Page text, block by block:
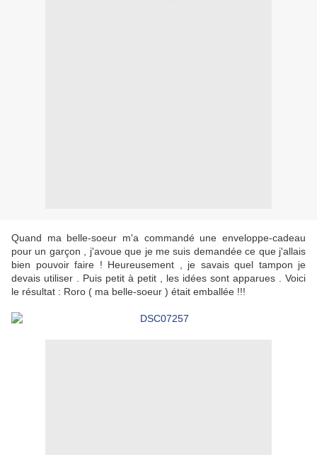
Quand ma belle-soeur m'a commandé une enveloppe-cadeau
pour un garçon , j'avoue que je me suis demandée ce que j'allais
bien pouvoir faire ! Heureusement , je savais quel tampon je
devais utiliser . Puis petit à petit , les idées sont apparues . Voici
le résultat : Roro ( ma belle-soeur ) était emballée !!!